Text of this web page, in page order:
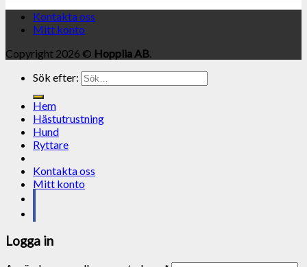
Kontakta oss
Mitt konto
Copyright 2026 © Hopplia AB.
Sök efter:
Hem
Hästutrustning
Hund
Ryttare
Kontakta oss
Mitt konto
Logga in